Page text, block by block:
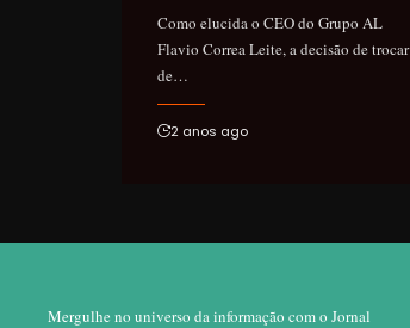
Como elucida o CEO do Grupo AL
Flavio Correa Leite, a decisão de trocar
de…
2 anos ago
Mergulhe no universo da informação com o Jornal